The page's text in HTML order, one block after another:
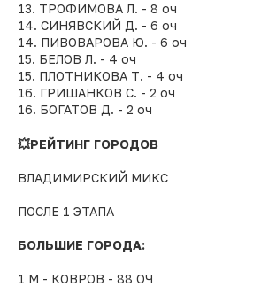
13. ТРОФИМОВА Л. - 8 оч
14. СИНЯВСКИЙ Д. - 6 оч
14. ПИВОВАРОВА Ю. - 6 оч
15. БЕЛОВ Л. - 4 оч
15. ПЛОТНИКОВА Т. - 4 оч
16. ГРИШАНКОВ С. - 2 оч
16. БОГАТОВ Д. - 2 оч
💥РЕЙТИНГ ГОРОДОВ
ВЛАДИМИРСКИЙ МИКС
ПОСЛЕ 1 ЭТАПА
БОЛЬШИЕ ГОРОДА:
1 М - КОВРОВ - 88 ОЧ